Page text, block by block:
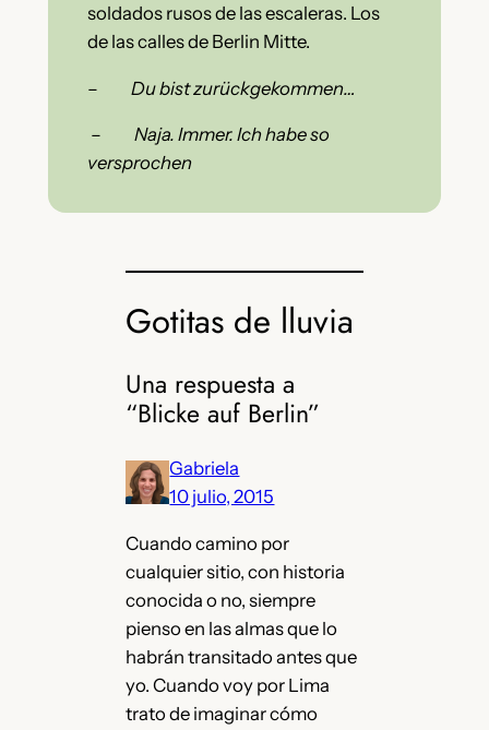
soldados rusos de las escaleras. Los
de las calles de Berlin Mitte.
– Du bist zurückgekommen…
– Naja. Immer. Ich habe so
versprochen
Gotitas de lluvia
Una respuesta a
“Blicke auf Berlin”
Gabriela
10 julio, 2015
Cuando camino por
cualquier sitio, con historia
conocida o no, siempre
pienso en las almas que lo
habrán transitado antes que
yo. Cuando voy por Lima
trato de imaginar cómo